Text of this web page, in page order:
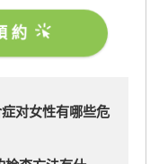
約
对女性有哪些危